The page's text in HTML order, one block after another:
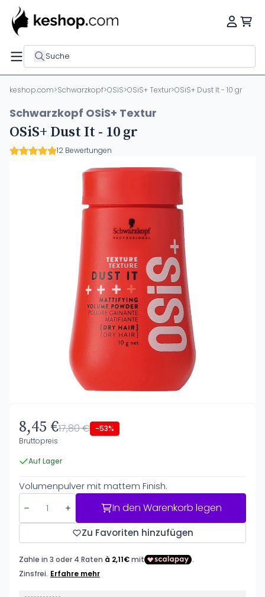
Suche
keshop.com>Schwarzkopf>OSiS>OSiS+ Textur>OSiS+ Dust It - 10 gr
Schwarzkopf OSiS+ Textur
OSiS+ Dust It - 10 gr
12 Bewertungen
8,45 €17,80 € -53%
Bruttopreis
Auf Lager
Volumenpulver mit mattem Finish.
In den Warenkorb legen
Zu Favoriten hinzufügen